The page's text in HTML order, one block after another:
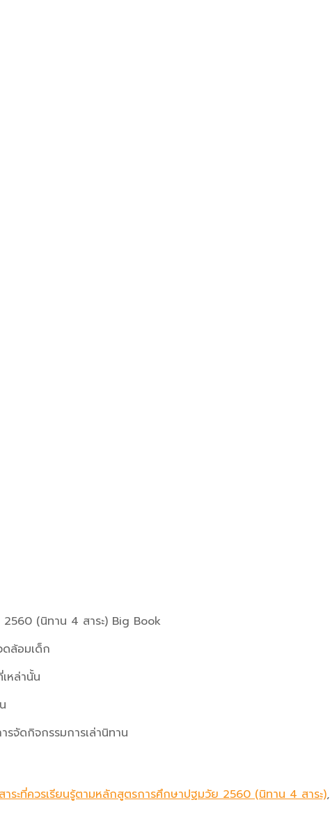
2560 (นิทาน 4 สาระ) Big Book
ดล้อมเด็ก
หล่านั้น
จัดกิจกรรมการเล่านิทาน
ระที่ควรเรียนรู้ตามหลักสูตรการศึกษาปฐมวัย 2560 (นิทาน 4 สาระ),